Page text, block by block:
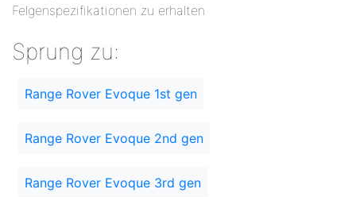
Felgenspezifikationen zu erhalten
Sprung zu:
Range Rover Evoque 1st gen
Range Rover Evoque 2nd gen
Range Rover Evoque 3rd gen